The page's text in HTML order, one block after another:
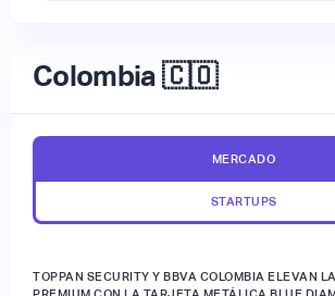
Colombia 🇨🇴
MERCADO
STARTUPS
TOPPAN SECURITY Y BBVA COLOMBIA ELEVAN
PREMIUM CON LA TARJETA METÁLICA BLUE